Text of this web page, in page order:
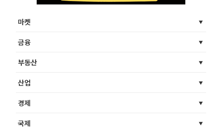
마켓
금융
부동산
산업
경제
국제